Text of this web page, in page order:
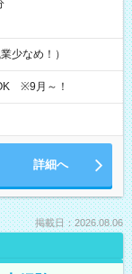
少なめ！）
※9月～！
詳細へ
掲載日：2026.08.06